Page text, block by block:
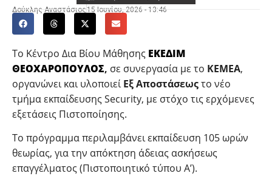
Δούκλης Αναστάσιος 15 Ιουνίου, 2026 - 13:46
Το Κέντρο Δια Βίου Μάθησης ΕΚΕΔΙΜ
ΘΕΟΧΑΡΟΠΟΥΛΟΣ, σε συνεργασία με το ΚΕΜΕΑ,
οργανώνει και υλοποιείΕξ Αποστάσεωςτο νέο
τμήμα εκπαίδευσης Security, με στόχο τις ερχόμενες
εξετάσεις Πιστοποίησης.
Το πρόγραμμα περιλαμβάνει εκπαίδευση 105 ωρών
θεωρίας, για την απόκτηση άδειας ασκήσεως
επαγγέλματος (Πιστοποιητικό τύπου Α’).